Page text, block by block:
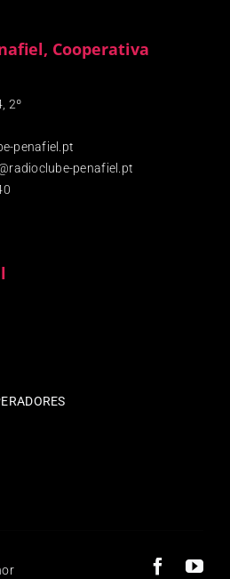
Cooperativa
2º
penafiel.pt
penafiel.pt